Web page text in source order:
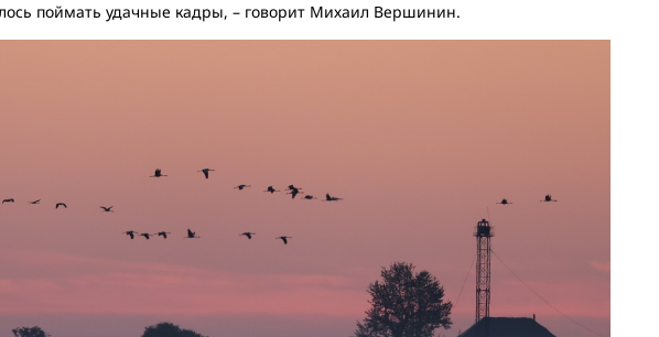
поймать удачные кадры, – говорит Михаил Вершинин.